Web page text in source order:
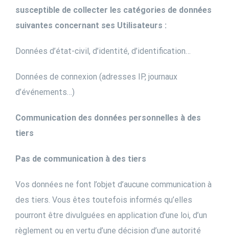
susceptible de collecter les catégories de données
suivantes concernant ses Utilisateurs :
Données d’état-civil, d’identité, d’identification…
Données de connexion (adresses IP, journaux
d’événements…)
Communication des données personnelles à des
tiers
Pas de communication à des tiers
Vos données ne font l’objet d’aucune communication à
des tiers. Vous êtes toutefois informés qu’elles
pourront être divulguées en application d’une loi, d’un
règlement ou en vertu d’une décision d’une autorité